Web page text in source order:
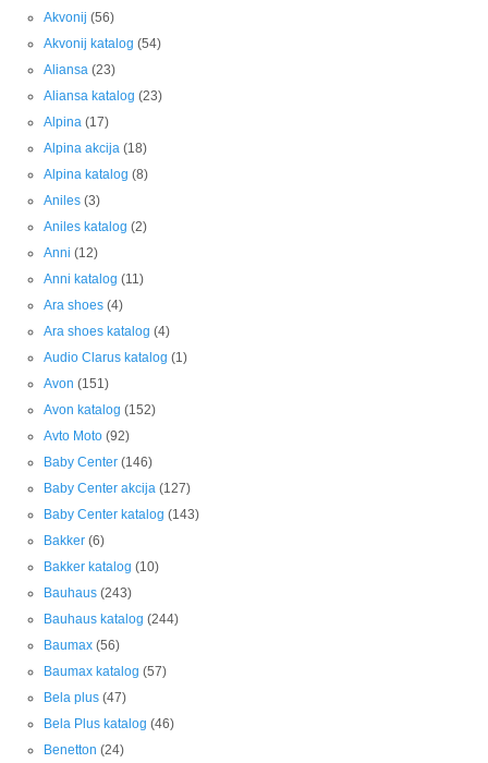
Akvonij (56)
Akvonij katalog (54)
Aliansa (23)
Aliansa katalog (23)
Alpina (17)
Alpina akcija (18)
Alpina katalog (8)
Aniles (3)
Aniles katalog (2)
Anni (12)
Anni katalog (11)
Ara shoes (4)
Ara shoes katalog (4)
Audio Clarus katalog (1)
Avon (151)
Avon katalog (152)
Avto Moto (92)
Baby Center (146)
Baby Center akcija (127)
Baby Center katalog (143)
Bakker (6)
Bakker katalog (10)
Bauhaus (243)
Bauhaus katalog (244)
Baumax (56)
Baumax katalog (57)
Bela plus (47)
Bela Plus katalog (46)
Benetton (24)